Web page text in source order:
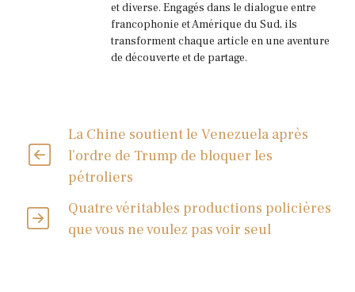
et diverse. Engagés dans le dialogue entre
francophonie et Amérique du Sud, ils
transforment chaque article en une aventure
de découverte et de partage.
La Chine soutient le Venezuela après
l’ordre de Trump de bloquer les
pétroliers
Quatre véritables productions policières
que vous ne voulez pas voir seul